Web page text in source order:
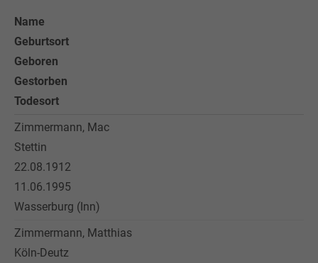
Name
Geburtsort
Geboren
Gestorben
Todesort
Zimmermann, Mac
Stettin
22.08.1912
11.06.1995
Wasserburg (Inn)
Zimmermann, Matthias
Köln-Deutz